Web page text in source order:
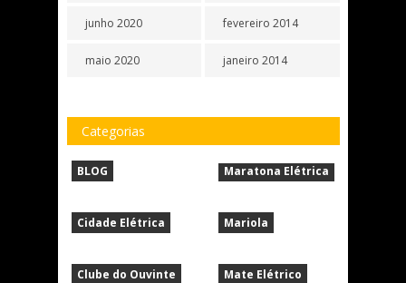
junho 2020
maio 2020
fevereiro 2014
janeiro 2014
Categorias
BLOG
Cidade Elétrica
Clube do Ouvinte
Maratona Elétrica
Mariola
Mate Elétrico